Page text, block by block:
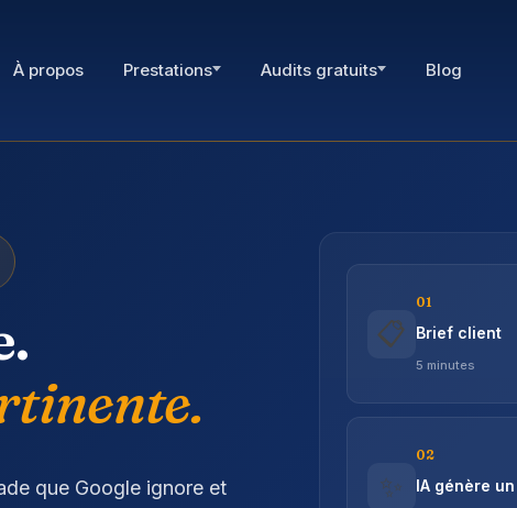
À propos Prestations Audits gratuits Blog
que Google ignore et
📋
01
Brief client
5 minutes
✨
02
IA génère